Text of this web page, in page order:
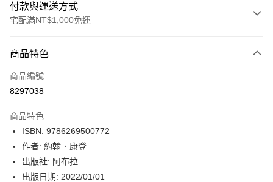
付款與運送方式
宅配滿NT$1,000免運
icash Pay
信用卡一次付款
LINE Pay
Apple Pay
街口支付
商品特色
商品編號
8297038
商品特色
ISBN: 9786269500772
作者: 約翰．康登
出版社: 阿布拉
出版日期: 2022/01/01